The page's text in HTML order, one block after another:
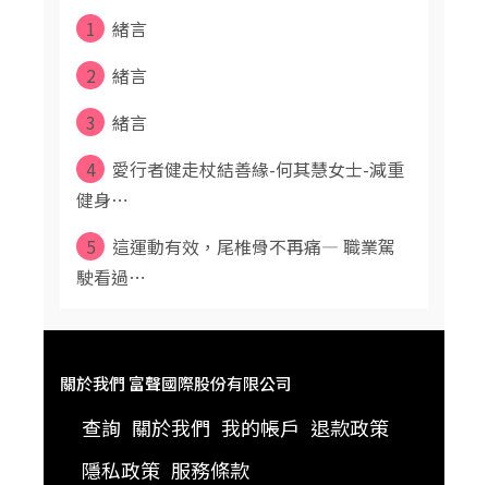
1
緒言
2
緒言
3
緒言
4
愛行者健走杖結善緣-何其慧女士-減重
健身⋯
5
這運動有效，尾椎骨不再痛— 職業駕
駛看過⋯
關於我們 富聲國際股份有限公司
查詢 關於我們 我的帳戶 退款政策
隱私政策 服務條款